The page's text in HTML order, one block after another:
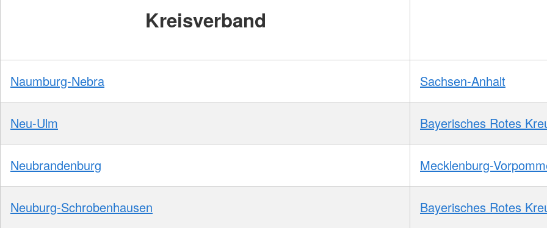
Kreisverband
Naumburg-Nebra Sachsen-Anhalt
Neu-Ulm Bayerisches Rotes
Neubrandenburg Mecklenburg-
Neuburg-Schrobenhausen Bayerisches Rotes